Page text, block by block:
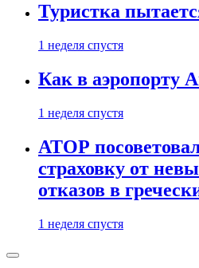
Туристка
1 неделя спустя
Как в аэропорту
1 неделя спустя
АТОР
страховку от
отказов в
1 неделя спустя